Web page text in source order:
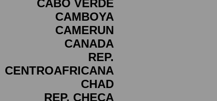
CABO VERDE
CAMBOYA
CAMERUN
CANADA
REP.
CENTROAFRICANA
CHAD
REP. CHECA